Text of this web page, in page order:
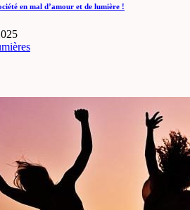
en mal d’amour et de lumière !